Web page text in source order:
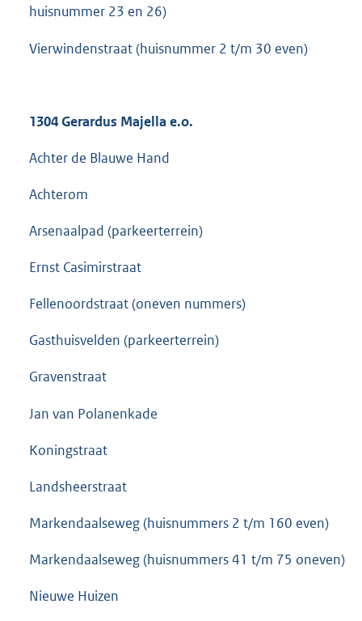
huisnummer 23 en 26)
Vierwindenstraat (huisnummer 2 t/m 30 even)
1304 Gerardus Majella e.o.
Achter de Blauwe Hand
Achterom
Arsenaalpad (parkeerterrein)
Ernst Casimirstraat
Fellenoordstraat (oneven nummers)
Gasthuisvelden (parkeerterrein)
Gravenstraat
Jan van Polanenkade
Koningstraat
Landsheerstraat
Markendaalseweg (huisnummers 2 t/m 160 even)
Markendaalseweg (huisnummers 41 t/m 75 oneven)
Nieuwe Huizen